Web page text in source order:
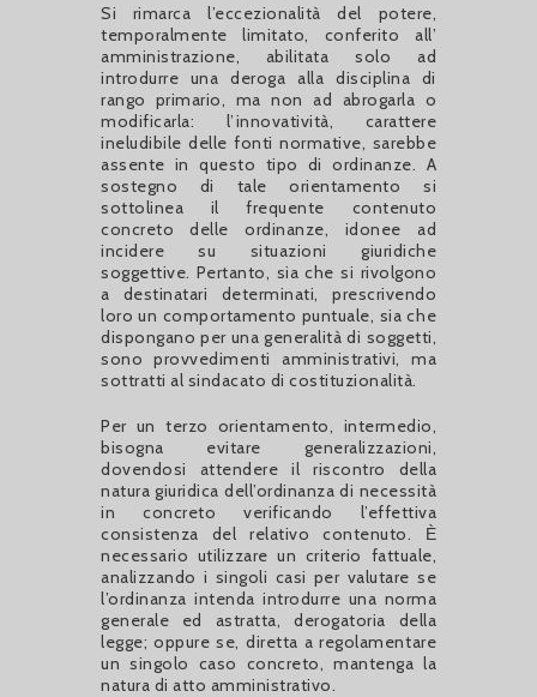
Si rimarca l’eccezionalità del potere,
temporalmente limitato, conferito all’
amministrazione, abilitata solo ad
introdurre una deroga alla disciplina di
rango primario, ma non ad abrogarla o
modificarla: l’innovatività, carattere
ineludibile delle fonti normative, sarebbe
assente in questo tipo di ordinanze. A
sostegno di tale orientamento si
sottolinea il frequente contenuto
concreto delle ordinanze, idonee ad
incidere su situazioni giuridiche
soggettive. Pertanto, sia che si rivolgono
a destinatari determinati, prescrivendo
loro un comportamento puntuale, sia che
dispongano per una generalità di soggetti,
sono provvedimenti amministrativi, ma
sottratti al sindacato di costituzionalità.
Per un terzo orientamento, intermedio,
bisogna evitare generalizzazioni,
dovendosi attendere il riscontro della
natura giuridica dell’ordinanza di necessità
in concreto verificando l’effettiva
consistenza del relativo contenuto. Ѐ
necessario utilizzare un criterio fattuale,
analizzando i singoli casi per valutare se
l’ordinanza intenda introdurre una norma
generale ed astratta, derogatoria della
legge; oppure se, diretta a regolamentare
un singolo caso concreto, mantenga la
natura di atto amministrativo.